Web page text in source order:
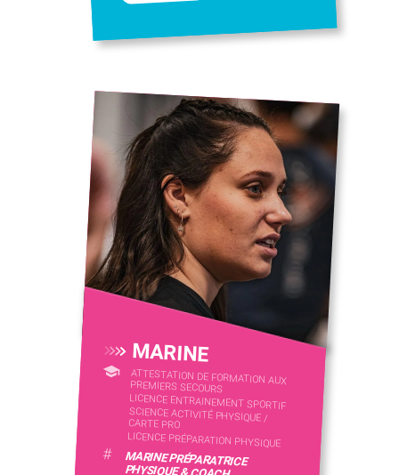
MARINE
ATTESTATION DE FORMATION AUX
PREMIERS SECOURS
LICENCE ENTRAINEMENT SPORTIF
SCIENCE ACTIVITÉ PHYSIQUE /
CARTE PRO
LICENCE PRÉPARATION PHYSIQUE
# MARINE PRÉPARATRICE